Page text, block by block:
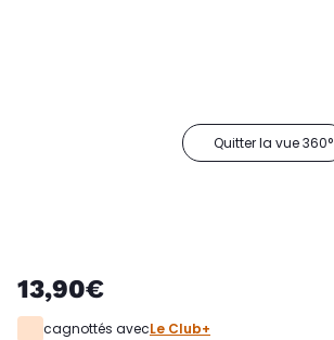
Quitter la vue 360°
13,90€
cagnottés avecLe Club+